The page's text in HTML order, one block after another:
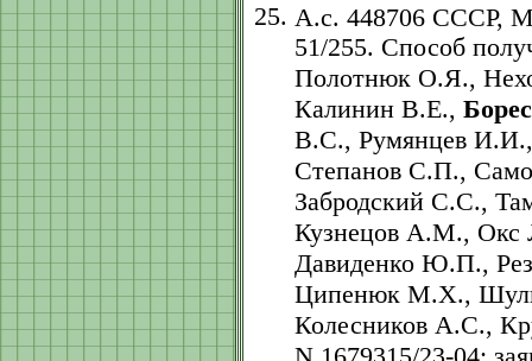
А.с. 448706 СССР,
51/255. Способ
Полотнюк О.Я.,
Калинин В.Е.,
В.С., Румянцев
Степанов С.П.,
Забродский С.С.,
Кузнецов А.М.,
Давиденко Ю.П.,
Ципенюк М.Х.,
Колесников А.С.,